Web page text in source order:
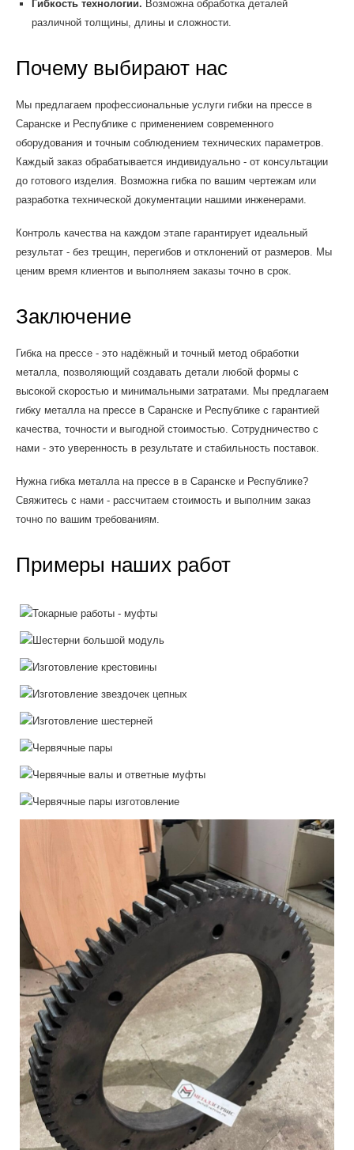
Гибкость технологии. Возможна обработка деталей
различной толщины, длины и сложности.
Почему выбирают нас
Мы предлагаем профессиональные услуги гибки на прессе в
Саранске и Республике с применением современного
оборудования и точным соблюдением технических параметров.
Каждый заказ обрабатывается индивидуально - от консультации
до готового изделия. Возможна гибка по вашим чертежам или
разработка технической документации нашими инженерами.
Контроль качества на каждом этапе гарантирует идеальный
результат - без трещин, перегибов и отклонений от размеров. Мы
ценим время клиентов и выполняем заказы точно в срок.
Заключение
Гибка на прессе - это надёжный и точный метод обработки
металла, позволяющий создавать детали любой формы с
высокой скоростью и минимальными затратами. Мы предлагаем
гибку металла на прессе в Саранске и Республике с гарантией
качества, точности и выгодной стоимостью. Сотрудничество с
нами - это уверенность в результате и стабильность поставок.
Нужна гибка металла на прессе в в Саранске и Республике?
Свяжитесь с нами - рассчитаем стоимость и выполним заказ
точно по вашим требованиям.
Примеры наших работ